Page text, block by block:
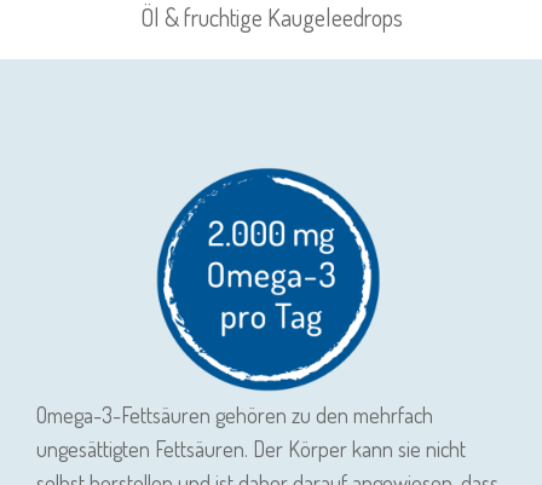
Öl & fruchtige Kaugeleedrops
Omega-3-Fettsäuren gehören zu den mehrfach
ungesättigten Fettsäuren. Der Körper kann sie nicht